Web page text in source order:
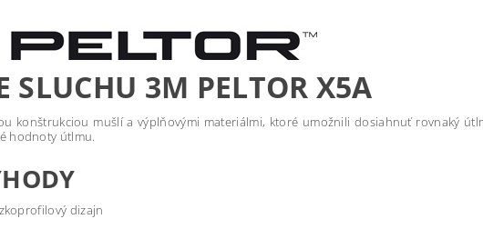
SLUCHU 3M PELTOR X5A
konštrukciou mušlí a výplňovými materiálmi, ktoré umožnili dosiahnuť rovnaký
hodnoty útlmu.
dizajn